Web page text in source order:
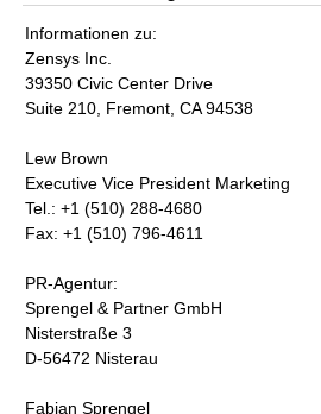
Informationen zu:
Zensys Inc.
39350 Civic Center Drive
Suite 210, Fremont, CA 94538
Lew Brown
Executive Vice President Marketing
Tel.: +1 (510) 288-4680
Fax: +1 (510) 796-4611
PR-Agentur:
Sprengel & Partner GmbH
Nisterstraße 3
D-56472 Nisterau
Fabian Sprengel